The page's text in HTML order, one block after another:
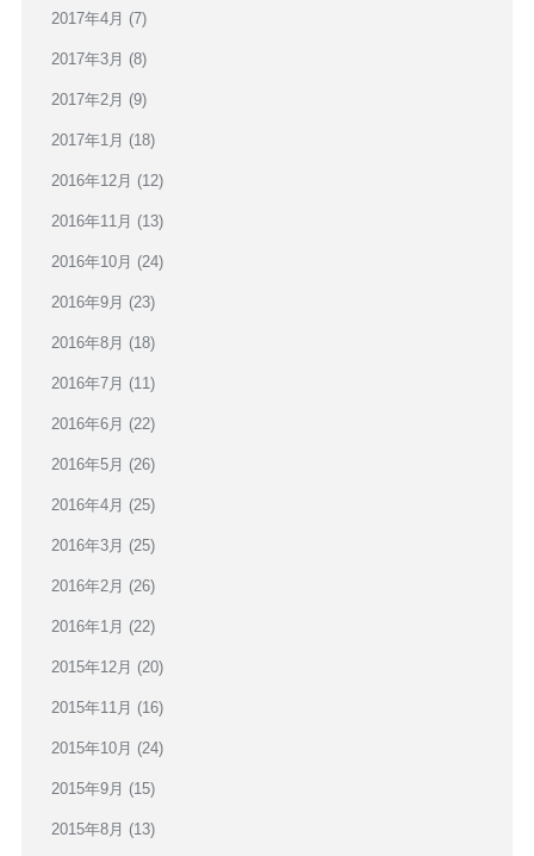
2017年4月 (7)
2017年3月 (8)
2017年2月 (9)
2017年1月 (18)
2016年12月 (12)
2016年11月 (13)
2016年10月 (24)
2016年9月 (23)
2016年8月 (18)
2016年7月 (11)
2016年6月 (22)
2016年5月 (26)
2016年4月 (25)
2016年3月 (25)
2016年2月 (26)
2016年1月 (22)
2015年12月 (20)
2015年11月 (16)
2015年10月 (24)
2015年9月 (15)
2015年8月 (13)